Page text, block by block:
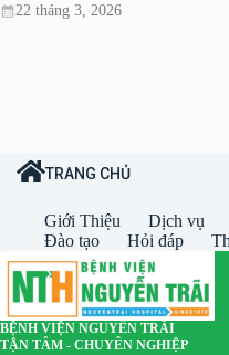
22 tháng 3, 2026
TRANG CHỦ
Giới Thiệu Dịch vụ
Đào tạo
Hỏi đáp
BỆNH VIỆN NGUYỄN TRÃI
TẬN TÂM - CHUYÊN NGHIỆP